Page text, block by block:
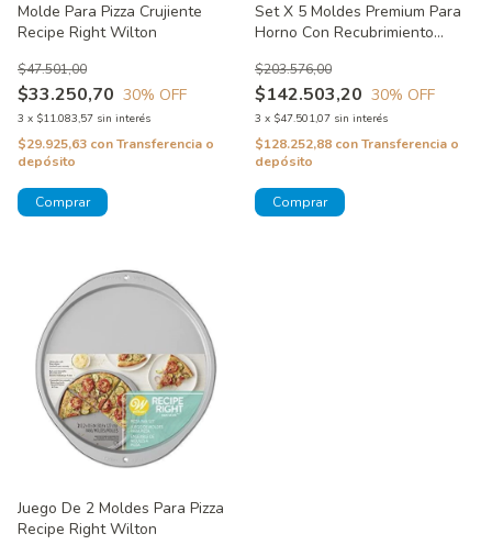
Molde Para Pizza Crujiente
Recipe Right Wilton
$33.250,70
$47.501,00
30% OFF
3 x $11.083,57 sin interés
$29.925,63 conTransferencia o
depósito
Set X 5 Moldes Premium Para
Horno Con Recubrimiento
$142.503,20
$203.576,00
30% OFF
3 x $47.501,07 sin interés
$128.252,88 conTransferencia o
depósito
Juego De 2 Moldes Para Pizza
Recipe Right Wilton